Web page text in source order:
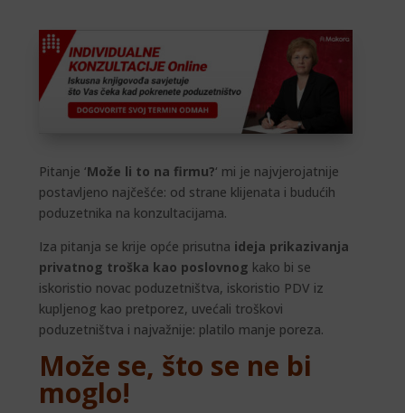
Pitanje ‘Može li to na firmu?‘ mi je najvjerojatnije
postavljeno najčešće: od strane klijenata i budućih
poduzetnika na konzultacijama.
Iza pitanja se krije opće prisutna ideja prikazivanja
privatnog troška kao poslovnog kako bi se
iskoristio novac poduzetništva, iskoristio PDV iz
kupljenog kao pretporez, uvećali troškovi
poduzetništva i najvažnije: platilo manje poreza.
Može se, što se ne bi
moglo!